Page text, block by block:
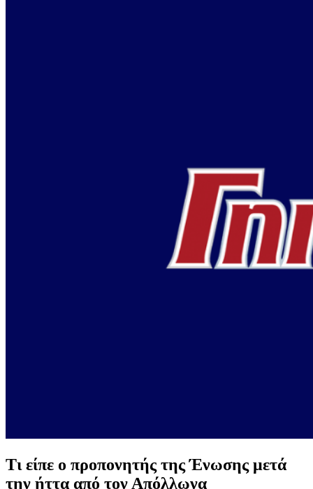
Τι είπε ο προπονητής της Ένωσης μετά
την ήττα από τον Απόλλωνα